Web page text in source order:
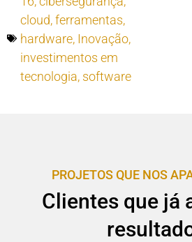
cloud,ferramentas,
hardware, Inovação,
investimentos em
tecnologia, software
PROJETOS QUE NOS
Clientes que já